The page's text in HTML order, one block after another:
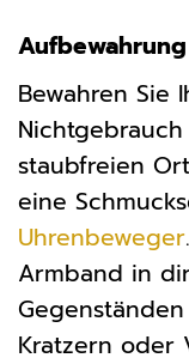
Bewahren Sie
staubfreien
eine
Uhrenbeweger
Armband in
Kratzern oder